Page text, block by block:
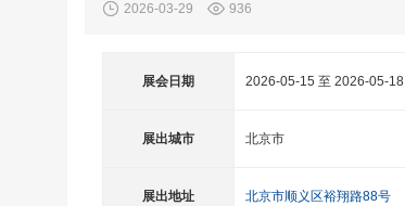
2026-03-29 936
展会日期 2026-05-15 至 2026-05-18
展出城市 北京市
展出地址 北京市顺义区裕翔路88号